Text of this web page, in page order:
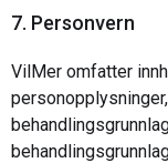
7. Personvern
VilMer omfatter